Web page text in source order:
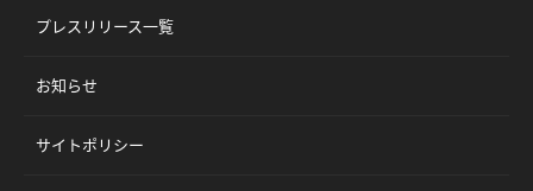
プレスリリース一覧
お知らせ
サイトポリシー